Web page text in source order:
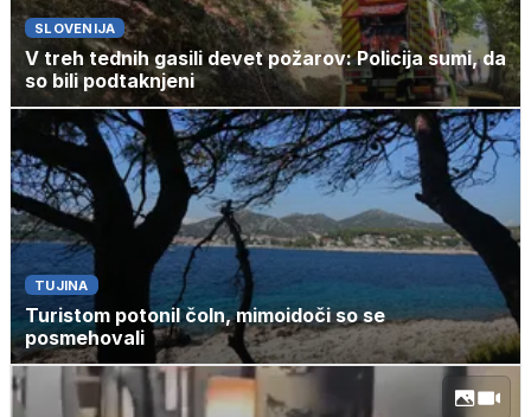
SLOVENIJA
V treh tednih gasili devet požarov: Policija sumi, da
so bili podtaknjeni
TUJINA
Turistom potonil čoln, mimoidoči so se
posmehovali